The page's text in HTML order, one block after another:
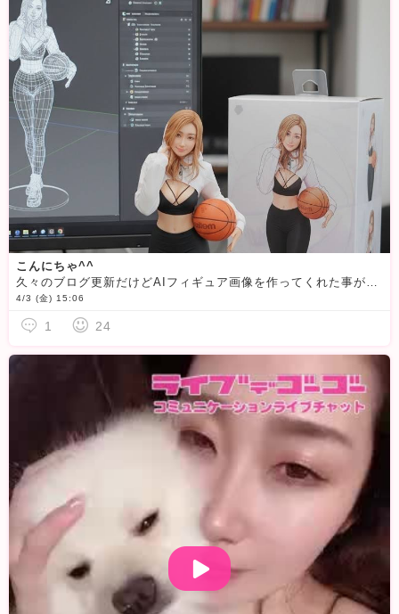
こんにちゃ^^
久々のブログ更新だけどAIフィギュア画像を作ってくれた事が嬉しくて嬉しくて🩷いくらで買ってくれますか
4/3 (金) 15:06
1 24